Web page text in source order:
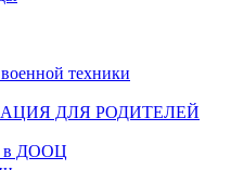
техники
ДЛЯ РОДИТЕЛЕЙ
в ДООЦ